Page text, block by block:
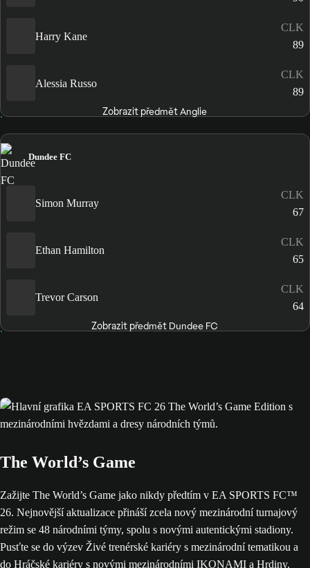
Harry Kane
CLK
89
Alessia Russo
CLK
89
Zobrazit předmět Anglie
Dundee FC
Simon Murray
CLK
67
Ethan Hamilton
CLK
65
Trevor Carson
CLK
64
Zobrazit předmět Dundee FC
The World’s Game
Zažijte The World’s Game jako nikdy předtím v EA SPORTS FC™
26. Nejnovější aktualizace přináší zcela nový mezinárodní turnajový
režim se 48 národními týmy, spolu s novými autentickými stadiony.
Pusťte se do výzev Živé trenérské kariéry s mezinárodní tematikou a
do Hráčské kariéry s novými mezinárodními IKONAMI a Hrdiny.